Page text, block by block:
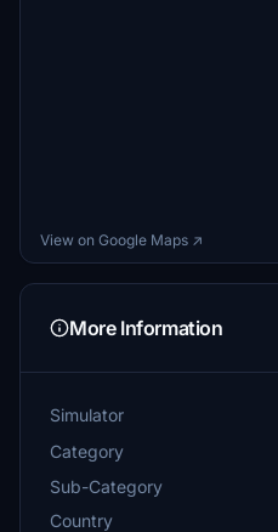
View on Google Maps ↗
More Information
Simulator
Category
Sub-Category
Country